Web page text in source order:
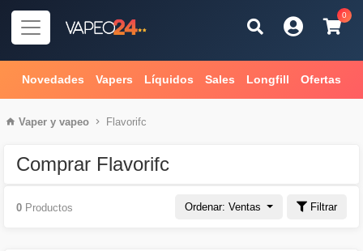
0
Novedades Vapers Líquidos Sales Longfill Ofertas
Vaper y vapeo Flavorifc
Comprar Flavorifc
Ordenar: Ventas Filtrar
0 Productos